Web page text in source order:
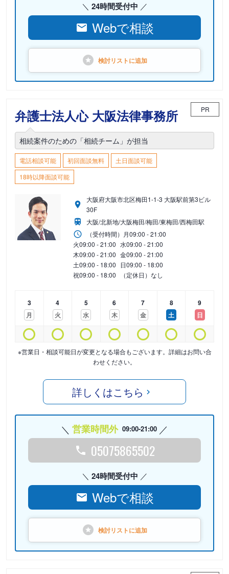
24時間受付中
Webで相談
検討リストに追加
弁護士法人心 大阪法律事務所 PR
相続案件のための「相続チーム」が担当
電話相談可能 初回面談無料
土日面談可能
18時以降面談可能
大阪府大阪市北区梅田1-1-3 大阪駅前第3ビル
30F
大阪/北新地/大阪梅田/梅田/東梅田/西梅田駅
（受付時間） 月09:00 - 21:00
火09:00 - 21:00 水09:00 - 21:00
木09:00 - 21:00 金09:00 - 21:00
土09:00 - 18:00 日09:00 - 18:00
祝09:00 - 18:00 （定休日）なし
3
月
4
火
5
水
6
木
7
金
8
土
9
日
※営業日・相談可能日が変更となる場合もございます。詳細はお問い合
わせください。
詳しくはこちら
営業時間外 09:00-21:00
05075865502
24時間受付中
Webで相談
検討リストに追加